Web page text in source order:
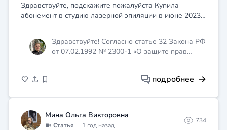
Здравствуйте, подскажите пожалуйста Купила
абонемент в студию лазерной эпиляции в июне 2023
срок данного абон...
Здравствуйте! Согласно статье 32 Закона РФ
от 07.02.1992 № 2300-1 «О защите прав
любое время при условии оплаты
обязательств по данному договору. Для того
чтобы вернуть остаток денежных средств,
подробнее
Мина Ольга Викторовна
Статья 1 год назад
734